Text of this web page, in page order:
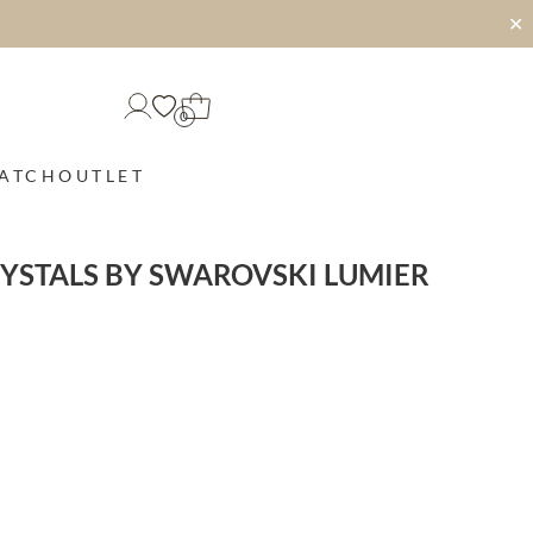
✕
0
OUTLET
BY SWAROVSKI LUMIER